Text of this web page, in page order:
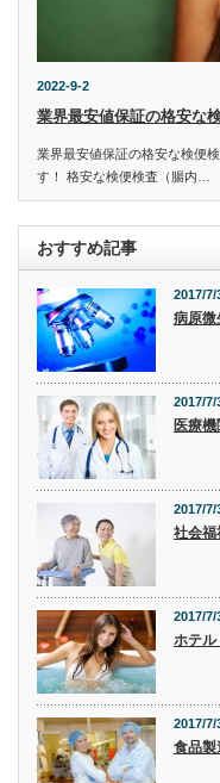
2022-9-2
業界最安値保証の格安な
業界最安値保証の格安な検便
す！ 格安な検便検査（腸内…
おすすめ記事
2017/7/
病原
2017/7/
医療
2017/7/
社会福
2017/7/
ホテル
2017/7/
食品製